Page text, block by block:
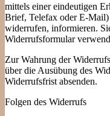
mittels einer eindeutigen
Brief, Telefax oder E-Mail)
widerrufen, informieren.
Widerrufsformular
Zur Wahrung der
über die Ausübung des
Widerrufsfrist absenden.
Folgen des Widerrufs